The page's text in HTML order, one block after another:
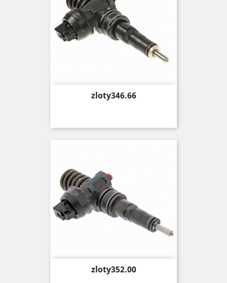
Price
zloty346.66
Price
zloty352.00